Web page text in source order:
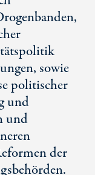
sowie
politischer
und
und
der